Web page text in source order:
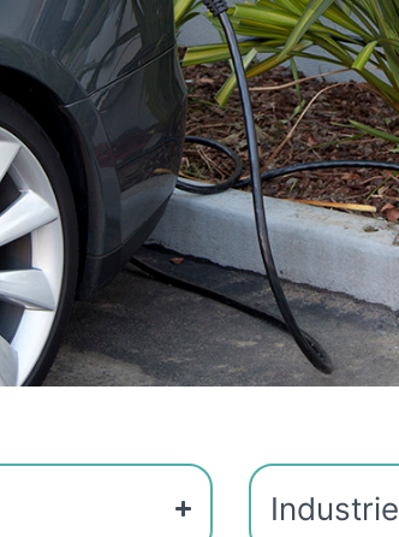
Industrie